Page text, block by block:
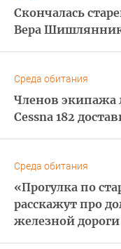
Скончалась
Вера
Среда обитания
Членов экипажа
Cessna 182
Среда обитания
«Прогулка по
расскажут про
железной дороги